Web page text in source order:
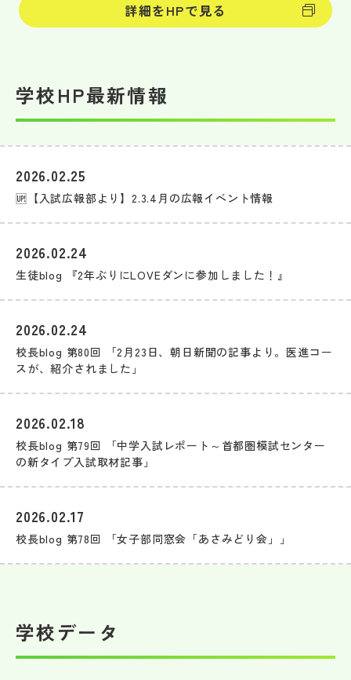
詳細をHPで見る
学校HP最新情報
2026.02.25
🆙【入試広報部より】2.3.4月の広報イベント情報
2026.02.24
生徒blog 『2年ぶりにLOVEダンに参加しました！』
2026.02.24
校長blog 第80回 「2月23日、朝日新聞の記事より。医進コー
スが、紹介されました」
2026.02.18
校長blog 第79回 「中学入試レポート～首都圏模試センター
の新タイプ入試取材記事」
2026.02.17
校長blog 第78回 「女子部同窓会「あさみどり会」」
学校データ